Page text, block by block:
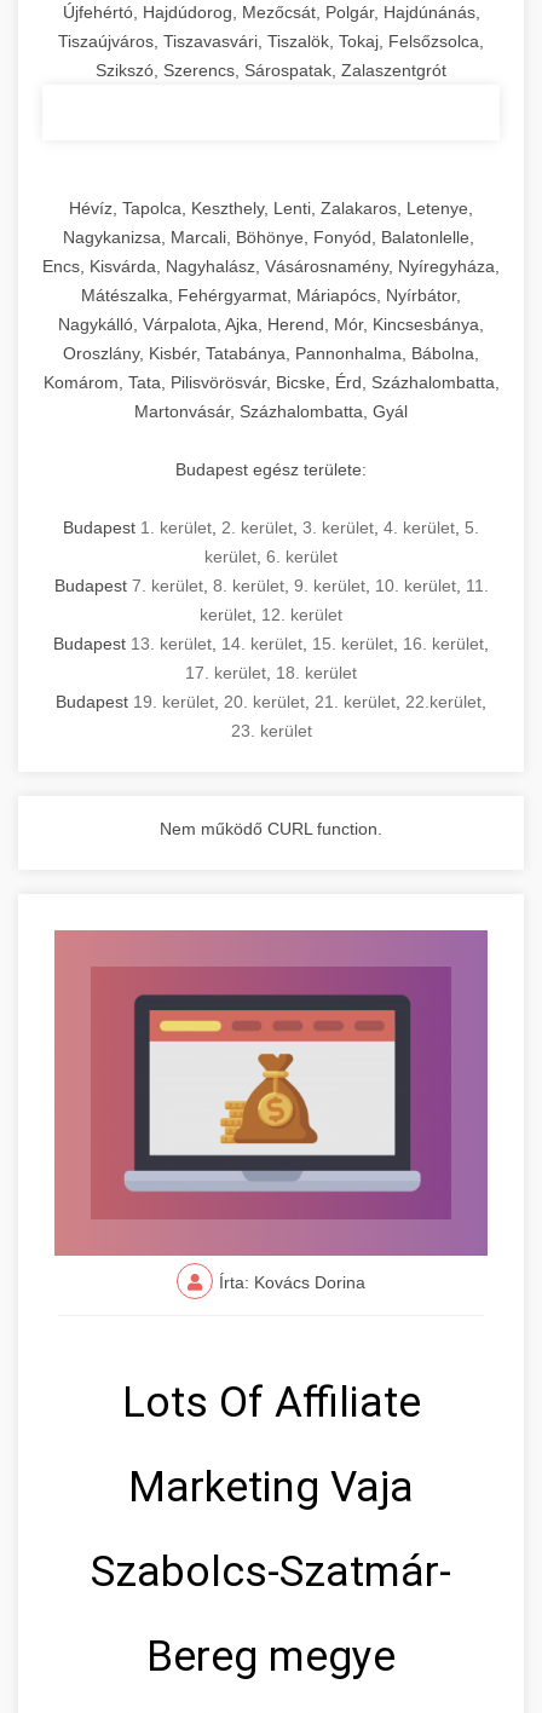
Újfehértó, Hajdúdorog, Mezőcsát, Polgár, Hajdúnánás,
Tiszaújváros, Tiszavasvári, Tiszalök, Tokaj, Felsőzsolca,
Szikszó, Szerencs, Sárospatak, Zalaszentgrót
Hévíz, Tapolca, Keszthely, Lenti, Zalakaros, Letenye,
Nagykanizsa, Marcali, Böhönye, Fonyód, Balatonlelle,
Encs, Kisvárda, Nagyhalász, Vásárosnamény, Nyíregyháza,
Mátészalka, Fehérgyarmat, Máriapócs, Nyírbátor,
Nagykálló, Várpalota, Ajka, Herend, Mór, Kincsesbánya,
Oroszlány, Kisbér, Tatabánya, Pannonhalma, Bábolna,
Komárom, Tata, Pilisvörösvár, Bicske, Érd, Százhalombatta,
Martonvásár, Százhalombatta, Gyál
Budapest egész területe:
Budapest 1. kerület 2. kerület 3. kerület 4. kerület 5.
kerület 6. kerület
Budapest 7. kerület, 8. kerület, 9. kerület, 10. kerület, 11.
kerület 12. kerület
Budapest 13. kerület 14. kerület 15. kerület 16. kerület
17. kerület 18. kerület
Budapest 19. kerület 20. kerület 21. kerület 22.kerület
23. kerület
Nem működő CURL function.
Írta: Kovács Dorina
Lots Of Affiliate
Marketing Vaja
Szabolcs-Szatmár-
Bereg megye